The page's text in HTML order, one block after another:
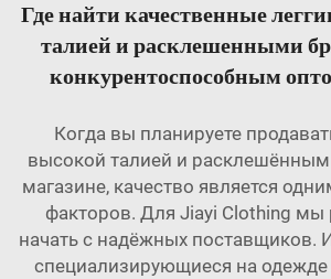
Где найти качественные
талией и расклешенными
конкурентоспособным
Когда вы планируете
высокой талией и
магазине, качество является
факторов. Для Jiayi Clothing мы
начать с надёжных поставщиков.
специализирующиеся на одежде